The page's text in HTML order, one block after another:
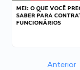
MEI: O QUE VOCÊ
SABER PARA
FUNCIONÁRIOS
Anterior